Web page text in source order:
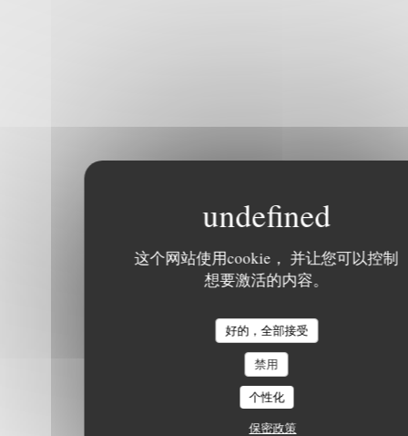
这个网站使用cookie， 并让您可以控制
想要激活的内容。
好的，全部接受
禁用
个性化
保密政策